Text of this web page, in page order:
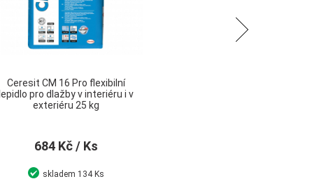
Ceresit CM 16 Pro flexibilní
lepidlo pro dlažby v interiéru i v
exteriéru 25 kg
684 Kč/ Ks
skladem 134 Ks